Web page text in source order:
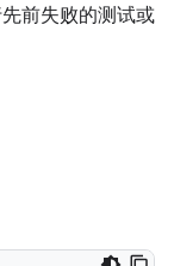
前失败的测试或